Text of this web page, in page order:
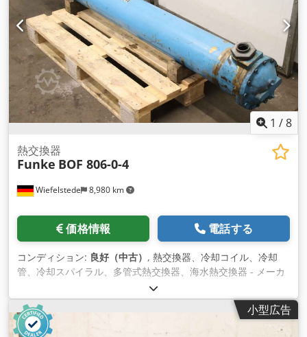
1 /8
Wiefelstede 8,980 km
熱交換器
Funke BOF 806-0-4
価格情報 電話する
コンディション: 良好（中古） , 熱交換器、冷却コイル、冷却
管、冷却スパイラル、多管式熱交換器、海水熱交換器 - メーカ
ー: Funke, 多管式熱交換器 - 型式: BOF 806-0-4 - 内容積: シェ
ル側 50.7 L / チューブ側 22.0 L - 使用最高圧力: 最大16／10バ
ール Codswu S Rqepfx Aa Esrf - 寸法: 2120/285/H305 mm -
重量: 146 kg
小型広告